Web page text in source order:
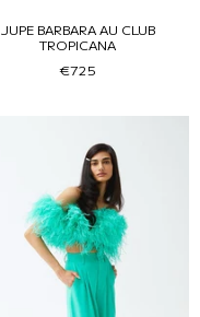
JUPE BARBARA AU CLUB
TROPICANA
€725